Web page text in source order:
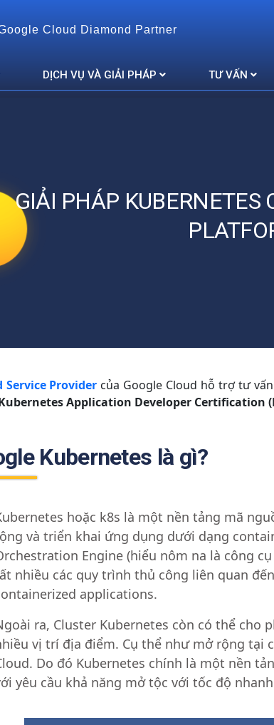
Cloud Diamond Partner
DỊCH VỤ VÀ GIẢI PHÁP TƯ VẤN
GIẢI PHÁP KUBERNETES
Provider của Google Cloud hỗ trợ tư
Application Developer Certification
Kubernetes là gì?
hoặc k8s là một nền tảng mã
và triển khai ứng dụng dưới dạng
Engine (hiểu nôm na là công
nhiều các quy trình thủ công liên quan
applications.
ra, Cluster Kubernetes còn có thể cho
vị trí địa điểm. Cụ thể như mở rộng tại
Do đó Kubernetes chính là một nền
yêu cầu khả năng mở tộc với tốc độ